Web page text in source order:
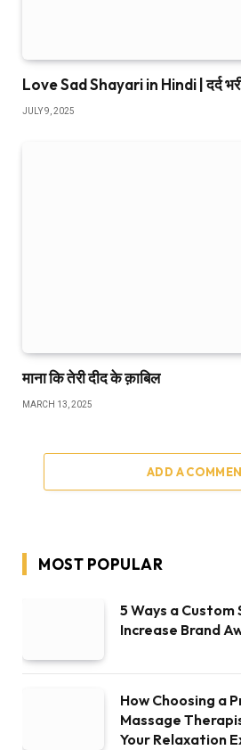
Love Sad Shayari in Hindi | दर्द भरी
JULY 9, 2025
माना कि तेरी दीद के क़ाबिल
MARCH 13, 2025
ADD A
MOST POPULAR
5 Ways a Custom
Increase Brand
How Choosing a
Massage
Your Relaxation